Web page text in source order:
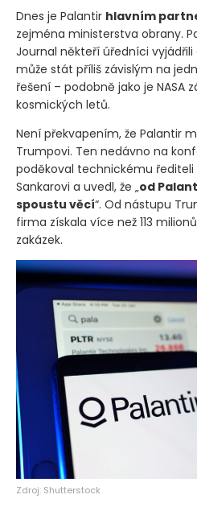
Dnes je Palantir hlavním
zejména ministerstva obrany.
Journal někteří úředníci vyjádřili
může stát příliš závislým na
řešení – podobně jako je NASA
kosmických letů.
Není překvapením, že Palantir
Trumpovi. Ten nedávno na
poděkoval technickému řediteli
Sankarovi a uvedl, že „od
spoustu věcí“. Od nástupu
firma získala více než 113
zakázek.
Zdroj: Shutterstock